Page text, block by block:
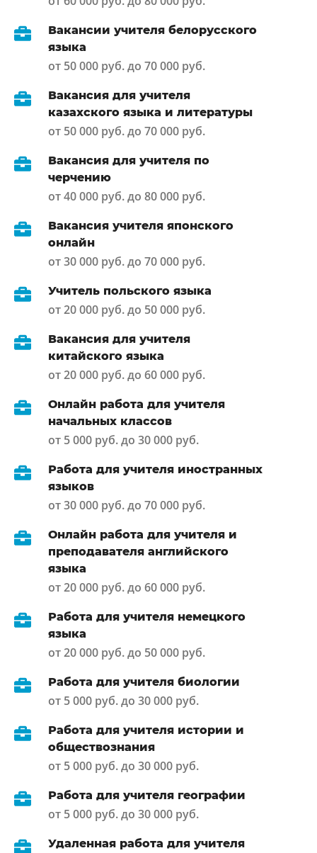
Вакансии учителя белорусского
языка
от 50 000 руб. до 70 000 руб.
Вакансия для учителя
казахского языка и литературы
от 50 000 руб. до 70 000 руб.
Вакансия для учителя по
черчению
от 40 000 руб. до 80 000 руб.
Вакансия учителя японского
онлайн
от 30 000 руб. до 70 000 руб.
Учитель польского языка
от 20 000 руб. до 50 000 руб.
Вакансия для учителя
китайского языка
от 20 000 руб. до 60 000 руб.
Онлайн работа для учителя
начальных классов
от 5 000 руб. до 30 000 руб.
Работа для учителя иностранных
языков
от 30 000 руб. до 70 000 руб.
Онлайн работа для учителя и
преподавателя английского
языка
от 20 000 руб. до 60 000 руб.
Работа для учителя немецкого
языка
от 20 000 руб. до 50 000 руб.
Работа для учителя биологии
от 5 000 руб. до 30 000 руб.
Работа для учителя истории и
обществознания
от 5 000 руб. до 30 000 руб.
Работа для учителя географии
от 5 000 руб. до 30 000 руб.
Удаленная работа для учителя